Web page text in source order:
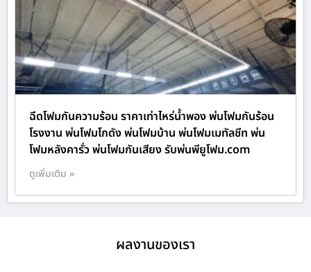
ฉีดโฟมกันความร้อน ราคาเท่าไหร่น้ำพอง พ่นโฟมกันร้อน
โรงงาน พ่นโฟมโกดัง พ่นโฟมบ้าน พ่นโฟมเมทัลชีท พ่น
โฟมหลังคารั่ว พ่นโฟมกันเสียง รับพ่นพียูโฟม.com
ดูเพิ่มเติม »
ผลงานของเรา